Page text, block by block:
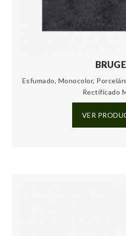
BRUGE
Esfumado, Monocolor,
Rectificado
VER